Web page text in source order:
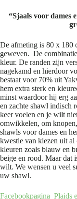
“Sjaals voor dames
De afmeting is 80 x 180
geweven. De
kleur. De randen zijn
nagekamd en hierdoor
bestaat voor 70% uit
hem extra sterk en
minst waardoor hij erg
en zachte shawl indisch
keer voelen en je wilt
omwikkelen, om
shawls voor dames en
kwestie van kiezen uit al
kleuren zoals blauw en
beige en rood. Maar dat
wilt. We wensen u veel
uw shawl.
Facebookpagina Plaids